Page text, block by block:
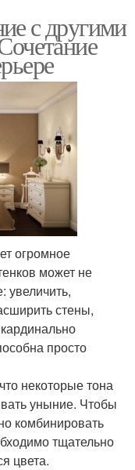
с другими
огромное
может не
увеличить,
стены,
просто
некоторые тона
уныние. Чтобы
комбинировать
тщательно
цвета.